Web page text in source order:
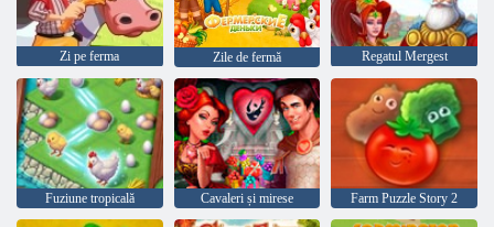
Zi pe ferma Zile de fermă Regatul Mergest
Fuziune tropicală Cavaleri și mirese Farm Puzzle Story 2